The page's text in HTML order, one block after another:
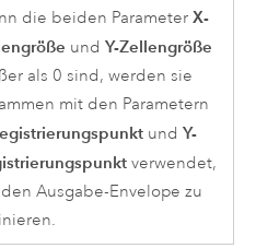
die beiden ParameterX-
undY-Zellengröße
als 0 sind, werden sie
mit den Parametern
undY-
verwendet,
Ausgabe-Envelope zu